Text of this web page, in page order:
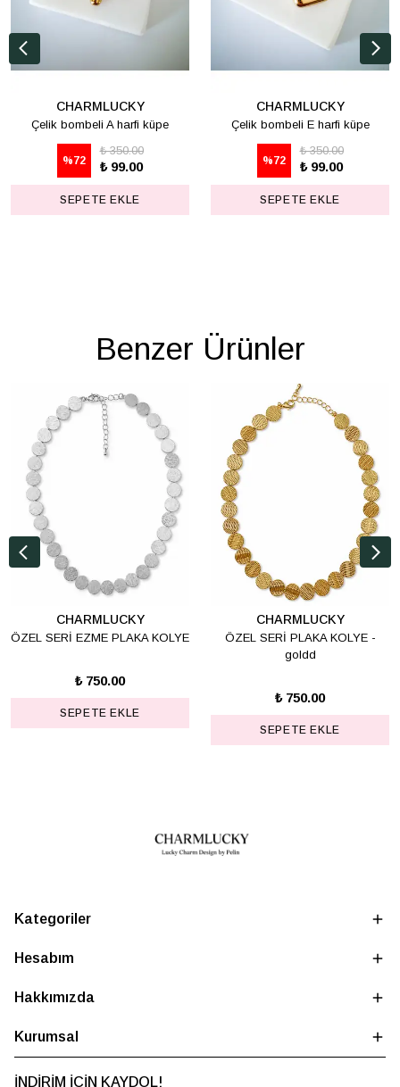
CHARMLUCKY
Çelik bombeli A harfi küpe
%72
₺ 350.00
₺ 99.00
SEPETE EKLE
CHARMLUCKY
Çelik bombeli E harfi küpe
%72
₺ 350.00
₺ 99.00
SEPETE EKLE
Benzer Ürünler
CHARMLUCKY
ÖZEL SERİ EZME PLAKA KOLYE
₺ 750.00
SEPETE EKLE
CHARMLUCKY
ÖZEL SERİ PLAKA KOLYE -
goldd
₺ 750.00
SEPETE EKLE
Kategoriler
Hesabım
Hakkımızda
Kurumsal
İNDİRİM İÇİN KAYDOL!